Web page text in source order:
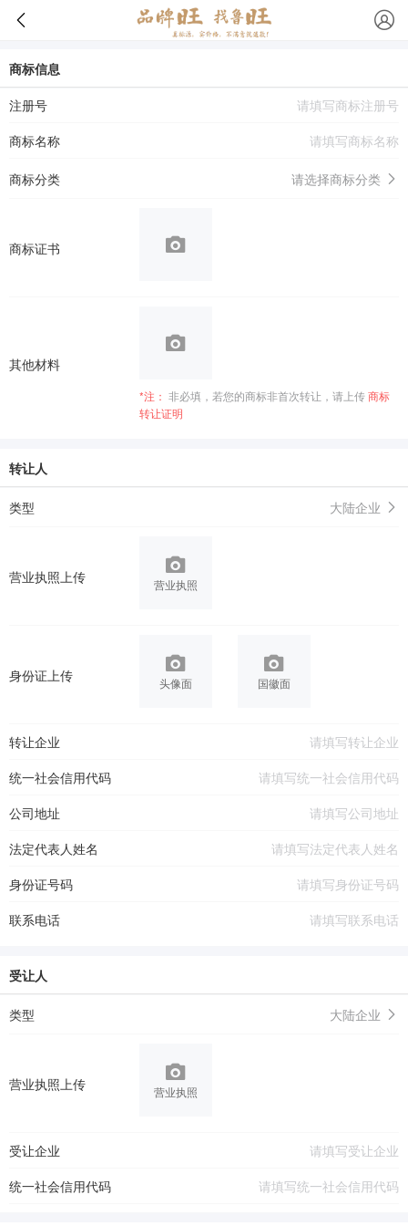
商标信息
注册号
商标名称
商标分类 请选择商标分类
商标证书
其他材料
*注： 非必填，若您的商标非首次转让，请上传商标
转让证明
转让人
类型 大陆企业
营业执照上传 营业执照
身份证上传 头像面 国徽面
转让企业
统一社会信用代码
公司地址
法定代表人姓名
身份证号码
联系电话
受让人
类型 大陆企业
营业执照上传 营业执照
受让企业
统一社会信用代码